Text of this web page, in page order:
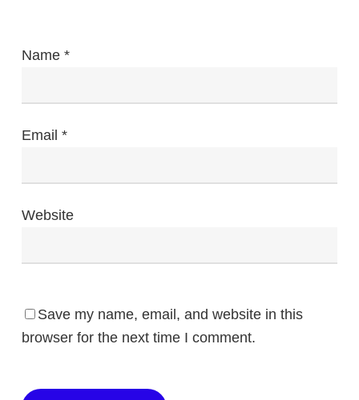
Name *
Email *
Website
Save my name, email, and website in this
browser for the next time I comment.